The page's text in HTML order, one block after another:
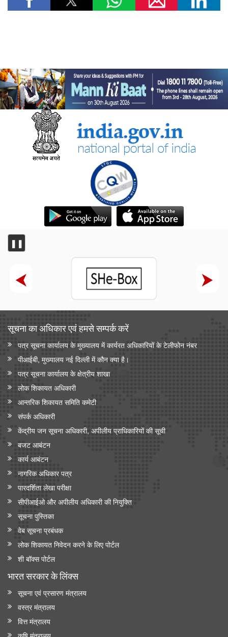
❚❚
सूचना का अधिकार एवं हमसे सम्‍पर्क करें
पत्र सूचना कार्यालय के मुख्यालय में कार्यरत अधिकारियों के टेलीफोन नंबर
पीआईबी, मुख्यालय नई दिल्ली में कौन क्या है।
पत्र सूचना कार्यालय के क्षेत्रीय शाखा
लोक शिकायत अधिकारी
आन्‍तरिक शिकायत समिति कमेटी
संपर्क अधिकारी
केंद्रीय जन सूचना अधिकारी, अपीलीय प्राधिकारियों की सूची
बजट आबंटन
कार्य आबंटन
नागरिक अधिकार पत्र
पारदर्शिता लेखा परीक्षा
सीपीआईओ और अपी‍लीय अधिकारी की नियुक्ति
सूचना पुस्तिका
वेब सूचना प्रबंधक
लोक शिकायत निवेदन करने के लिए पोर्टल
शी बॉक्स पोर्टल
भारत सरकार के लिंक्‍स
सूचना एवं प्रसारण मंत्रालय
वस्त्र मंत्रालय
वित्त मंत्रालय